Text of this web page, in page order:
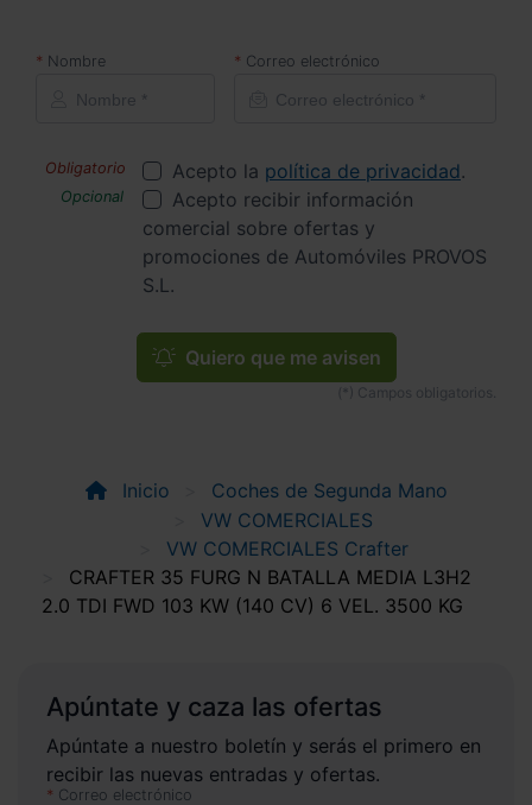
Nombre Correo electrónico
Acepto la política de privacidad.
Acepto recibir información
comercial sobre ofertas y
promociones de Automóviles PROVOS
S.L.
Quiero que me avisen
Inicio
Coches de Segunda Mano
VW COMERCIALES
VW COMERCIALES Crafter
CRAFTER 35 FURG N BATALLA MEDIA L3H2
2.0 TDI FWD 103 KW (140 CV) 6 VEL. 3500 KG
Apúntate y caza las ofertas
Apúntate a nuestro boletín y serás el primero en
recibir las nuevas entradas y ofertas.
Correo electrónico